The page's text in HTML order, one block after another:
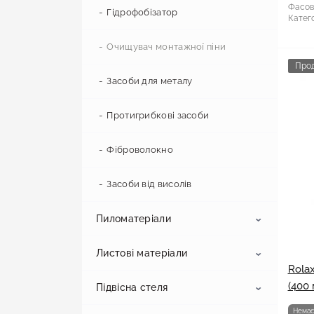
Цементно-піщана суміш
Цемент
Ремонтні суміші
Клей для газоблоку
Клей для камінів та печей
Клей для шпалер
Клей для дерева
Клей для склополотна
Клей для лінолеуму
Рідкі цвяхи
Клей для мармуру і мозаїки
Клей ПВА
Гідрофобізатор
Очищувач монтажної піни
Засоби для металу
Протигрибкові засоби
Фіброволокно
Засоби від висолів
Пиломатеріали
OSB
Брус
Листові матеріали
Фіброцементна плита
Підвісна стеля
(400
Немає